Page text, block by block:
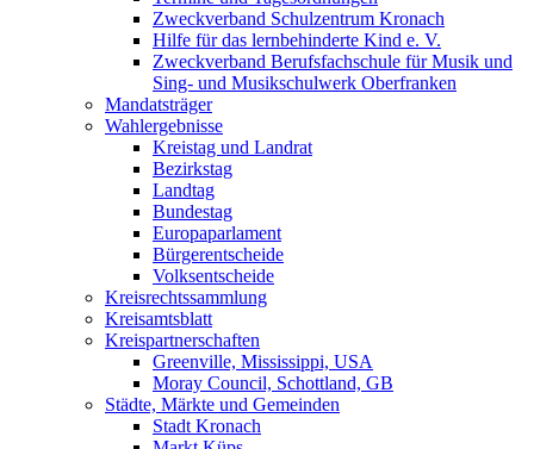
Zweckverband Schulzentrum Kronach
Hilfe für das lernbehinderte Kind e. V.
Zweckverband Berufsfachschule für Musik und
Sing- und Musikschulwerk Oberfranken
Mandatsträger
Wahlergebnisse
Kreistag und Landrat
Bezirkstag
Landtag
Bundestag
Europaparlament
Bürgerentscheide
Volksentscheide
Kreisrechtssammlung
Kreisamtsblatt
Kreispartnerschaften
Greenville, Mississippi, USA
Moray Council, Schottland, GB
Städte, Märkte und Gemeinden
Stadt Kronach